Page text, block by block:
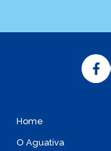
Home
O Aguativa